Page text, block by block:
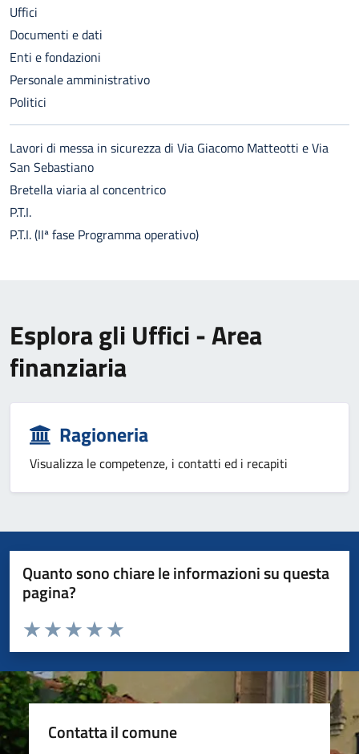
Uffici
Documenti e dati
Enti e fondazioni
Personale amministrativo
Politici
Lavori di messa in sicurezza di Via Giacomo Matteotti e Via
San Sebastiano
Bretella viaria al concentrico
P.T.I.
P.T.I. (IIª fase Programma operativo)
Esplora gli Uffici - Area
finanziaria
Ragioneria
Visualizza le competenze, i contatti ed i recapiti
Quanto sono chiare le informazioni su questa
pagina?
Valuta da 1 a 5 stelle la pagina
Valuta 5 stelle su 5
Valuta 4 stelle su 5
Valuta 3 stelle su 5
Valuta 2 stelle su 5
Valuta 1 stelle su 5
Contatta il comune